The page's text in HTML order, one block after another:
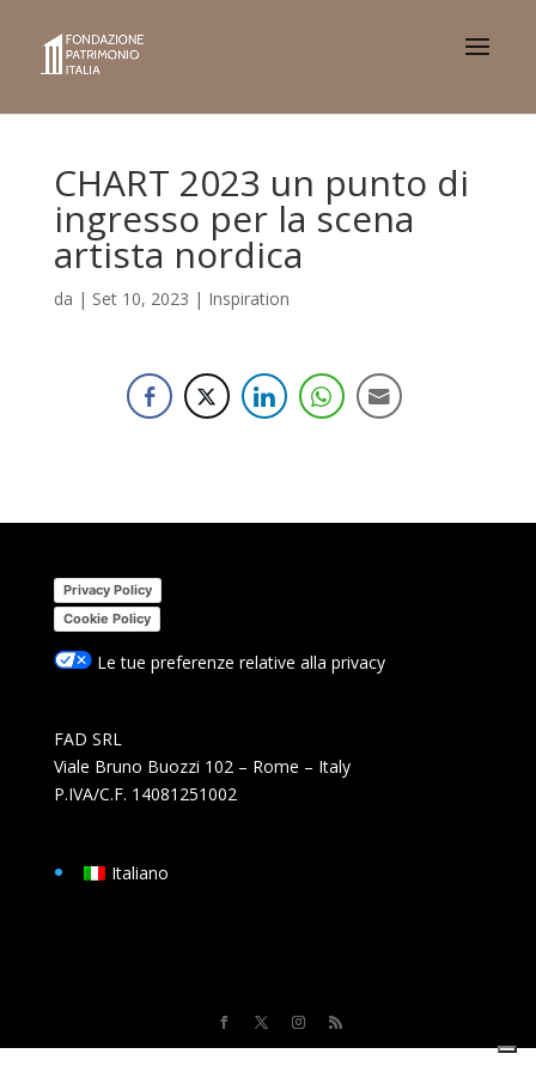
CHART 2023 un punto di
ingresso per la scena
artista nordica
da | Set 10, 2023 | Inspiration
Privacy Policy
Cookie Policy
Le tue preferenze relative alla privacy
FAD SRL
Viale Bruno Buozzi 102 – Rome – Italy
P.IVA/C.F. 14081251002
Italiano